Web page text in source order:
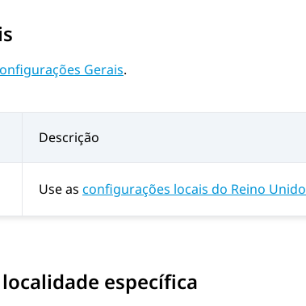
Gerais.
Descrição
Use as configurações locais do Reino Unido
específica